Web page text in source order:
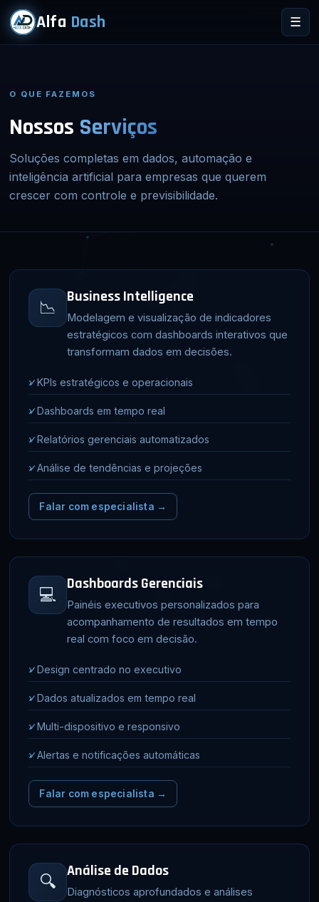
Alfa Dash ☰
O QUE FAZEMOS
Nossos Serviços
Soluções completas em dados, automação e
inteligência artificial para empresas que querem
crescer com controle e previsibilidade.
📉
Business Intelligence
Modelagem e visualização de indicadores
estratégicos com dashboards interativos que
transformam dados em decisões.
✓KPIs estratégicos e operacionais
✓Dashboards em tempo real
✓Relatórios gerenciais automatizados
✓Análise de tendências e projeções
Falar com especialista →
💻
Dashboards Gerenciais
Painéis executivos personalizados para
acompanhamento de resultados em tempo
real com foco em decisão.
✓Design centrado no executivo
✓Dados atualizados em tempo real
✓Multi-dispositivo e responsivo
✓Alertas e notificações automáticas
Falar com especialista →
🔍
Análise de Dados
Diagnósticos aprofundados e análises